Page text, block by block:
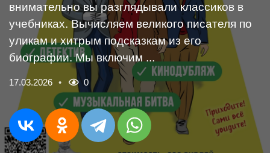
внимательно вы разглядывали классиков в
учебниках. Вычисляем великого писателя по
уликам и хитрым подсказкам из его
биографии. Мы включим ...
17.03.2026 0